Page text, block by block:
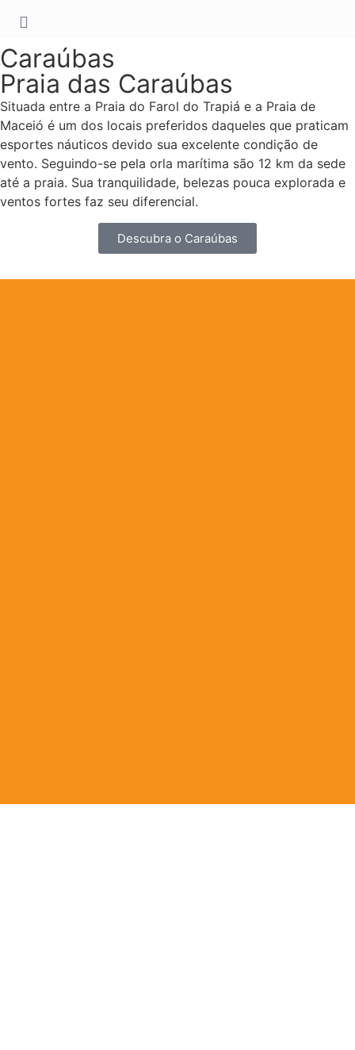
Caraúbas
Praia das Caraúbas
Situada entre a Praia do Farol do Trapiá e a Praia de
Maceió é um dos locais preferidos daqueles que praticam
esportes náuticos devido sua excelente condição de
vento. Seguindo-se pela orla marítima são 12 km da sede
até a praia. Sua tranquilidade, belezas pouca explorada e
ventos fortes faz seu diferencial.
Descubra o Caraúbas